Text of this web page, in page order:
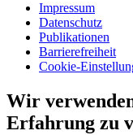
Impressum
Datenschutz
Publikationen
Barrierefreiheit
Cookie-
Wir
Erfahrung zu